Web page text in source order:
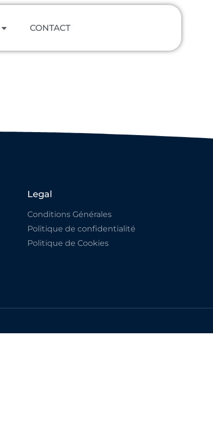
CONTACT
Legal
Conditions Générales
Politique de confidentialité
Politique de Cookies